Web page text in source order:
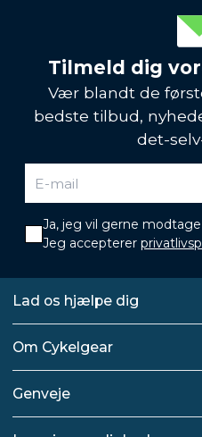
Tilmeld dig
Vær blandt de
bedste tilbud,
det-
Ja, jeg vil gerne
Jeg accepterer
Lad os hjælpe dig
Om Cykelgear
Genveje